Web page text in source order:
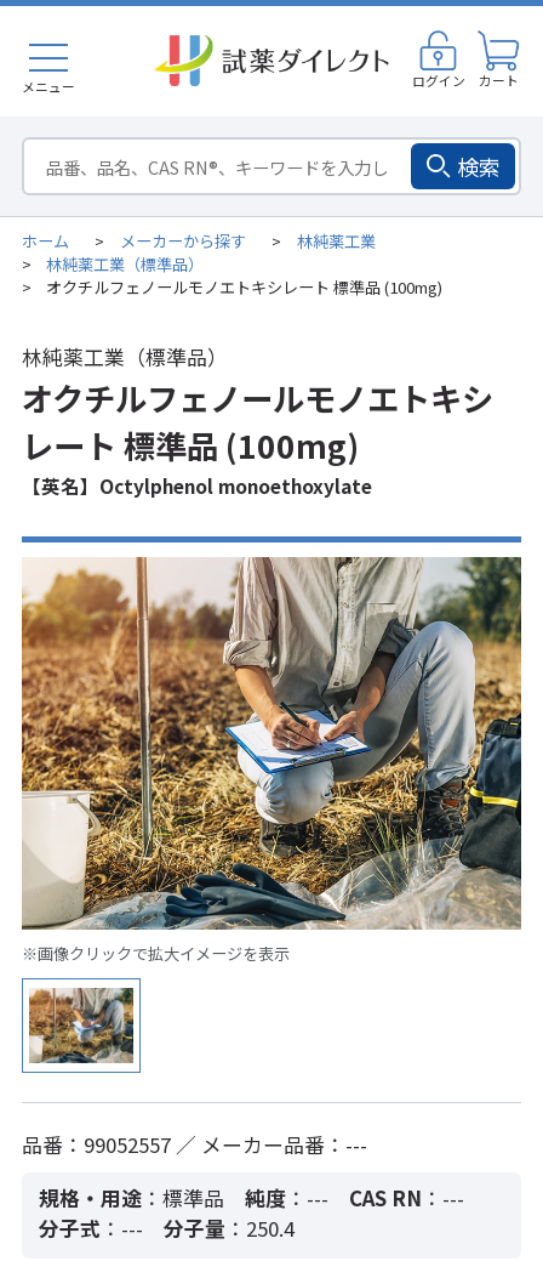
メニュー ログイン カート
検索
ホーム > メーカーから探す > 林純薬工業
> 林純薬工業（標準品）
> オクチルフェノールモノエトキシレート 標準品 (100mg)
林純薬工業（標準品）
オクチルフェノールモノエトキシ
レート 標準品 (100mg)
【英名】Octylphenol monoethoxylate
※画像クリックで拡大イメージを表示
品番：99052557 ／ メーカー品番：---
規格・用途 ：標準品 純度：--- CAS RN ：---
分子式 ：--- 分子量 ：250.4